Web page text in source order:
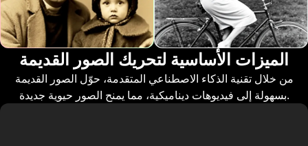
الميزات الأساسية لتحريك الصور القديمة
من خلال تقنية الذكاء الاصطناعي المتقدمة، حوّل الصور القديمة
بسهولة إلى فيديوهات ديناميكية، مما يمنح الصور حيوية جديدة.